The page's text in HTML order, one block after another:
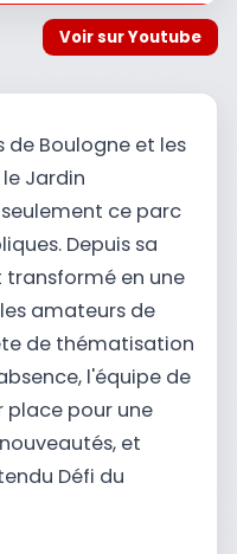
Voir sur Youtube
de Boulogne et les
Jardin
ce parc
Depuis sa
transformé en une
amateurs de
de thématisation
l'équipe de
place pour une
et
Défi du